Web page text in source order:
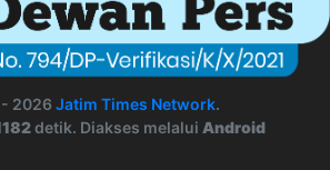
2026 Jatim Times Network.
detik. Diakses melalui Android